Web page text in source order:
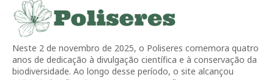
Neste 2 de novembro de 2025, o Poliseres comemora quatro
anos de dedicação à divulgação científica e à conservação da
biodiversidade. Ao longo desse período, o site alcançou